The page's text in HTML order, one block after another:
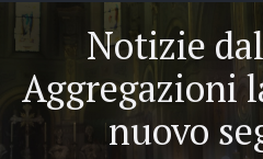
Notizie
Aggregazioni
nuovo